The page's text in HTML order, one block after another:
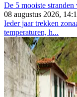
De 5 mooiste
08 augustus 2026,
Ieder jaar trekken
temperaturen, h...